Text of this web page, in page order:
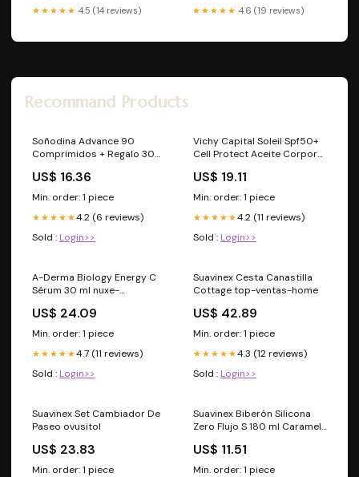
★★★★★ 4.5 (14 reviews) ★★★★★ 4.6 (19 reviews)
Recommand Products
Soñodina Advance 90
Comprimidos + Regalo 30
US$ 16.36
Min. order: 1 piece
★★★★★4.2 (6 reviews)
Sold : Login>>
Vichy Capital Soleil Spf50+
Cell Protect Aceite Corporal
US$ 19.11
Min. order: 1 piece
★★★★★4.2 (11 reviews)
Sold : Login>>
A-Derma Biology Energy C
Sérum 30 ml nuxe-
US$ 24.09
Min. order: 1 piece
★★★★★4.7 (11 reviews)
Sold : Login>>
Suavinex Cesta Canastilla
Cottage top-ventas-home
US$ 42.89
Min. order: 1 piece
★★★★★4.3 (12 reviews)
Sold : Login>>
Suavinex Set Cambiador De
Paseo ovusitol
US$ 23.83
Min. order: 1 piece
Suavinex Biberón Silicona
Zero Flujo S 180 ml Caramel
US$ 11.51
Min. order: 1 piece